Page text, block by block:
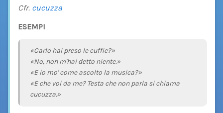
Cfr. cucuzza
ESEMPI
«Carlo hai preso le cuffie?»
«No, non m'hai detto niente.»
«E io mo' come ascolto la musica?»
«E che voi da me? Testa che non parla si chiama
cucuzza.»